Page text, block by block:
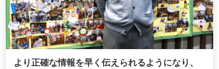
より正確な情報を早く伝えられるようになり、